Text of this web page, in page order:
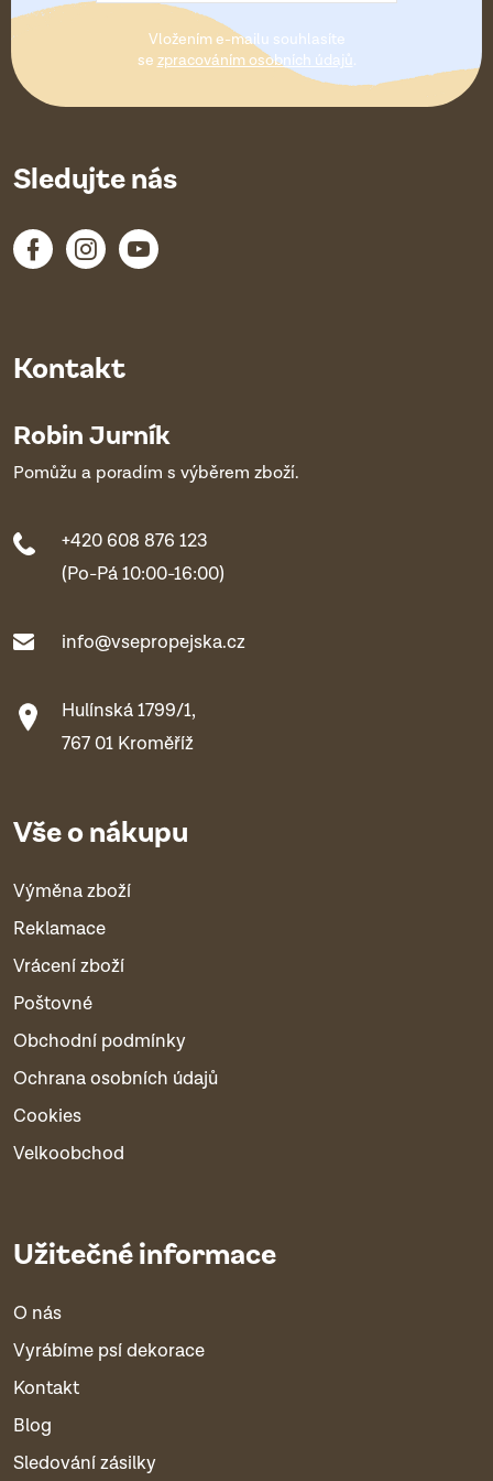
t
Vložením e-mailu souhlasíte
se zpracováním osobních údajů.
Kontakt
Robin Jurník
Pomůžu a poradím s výběrem zboží.
+420 608 876 123
(Po-Pá 10:00-16:00)
info@vsepropejska.cz
Hulínská 1799/1,
767 01 Kroměříž
Vše o nákupu
Výměna zboží
Reklamace
Vrácení zboží
Poštovné
Obchodní podmínky
Ochrana osobních údajů
Cookies
Velkoobchod
Užitečné informace
O nás
Vyrábíme psí dekorace
Kontakt
Blog
Sledování zásilky
Sledujte nás